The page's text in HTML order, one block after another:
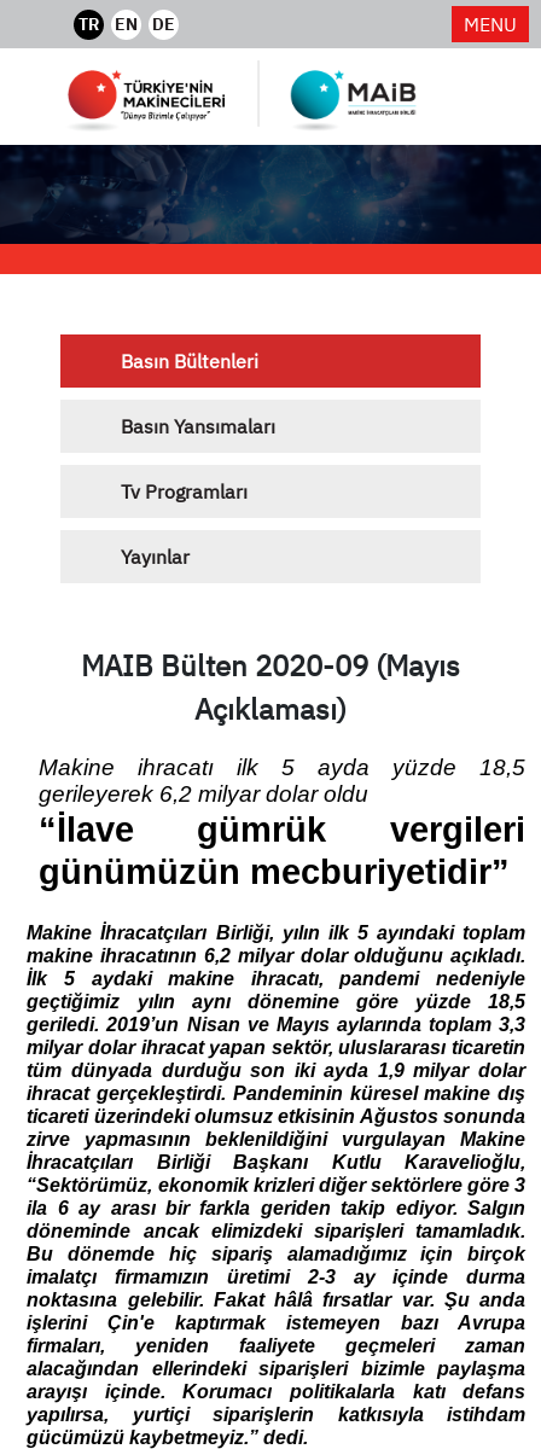
TR EN DE MENU
Basın Bültenleri
Basın Yansımaları
Tv Programları
Yayınlar
MAIB Bülten 2020-09 (Mayıs
Açıklaması)
Makine ihracatı ilk 5 ayda yüzde 18,5
gerileyerek 6,2 milyar dolar oldu
“İlave gümrük vergileri
günümüzün mecburiyetidir”
Makine İhracatçıları Birliği, yılın ilk 5 ayındaki toplam
makine ihracatının 6,2 milyar dolar olduğunu açıkladı.
İlk 5 aydaki makine ihracatı, pandemi nedeniyle
geçtiğimiz yılın aynı dönemine göre yüzde 18,5
geriledi. 2019’un Nisan ve Mayıs aylarında toplam 3,3
milyar dolar ihracat yapan sektör, uluslararası ticaretin
tüm dünyada durduğu son iki ayda 1,9 milyar dolar
ihracat gerçekleştirdi. Pandeminin küresel makine dış
ticareti üzerindeki olumsuz etkisinin Ağustos sonunda
zirve yapmasının beklenildiğini vurgulayan Makine
İhracatçıları Birliği Başkanı Kutlu Karavelioğlu,
“Sektörümüz, ekonomik krizleri diğer sektörlere göre 3
ila 6 ay arası bir farkla geriden takip ediyor. Salgın
döneminde ancak elimizdeki siparişleri tamamladık.
Bu dönemde hiç sipariş alamadığımız için birçok
imalatçı firmamızın üretimi 2-3 ay içinde durma
noktasına gelebilir. Fakat hâlâ fırsatlar var. Şu anda
işlerini Çin'e kaptırmak istemeyen bazı Avrupa
firmaları, yeniden faaliyete geçmeleri zaman
alacağından ellerindeki siparişleri bizimle paylaşma
arayışı içinde. Korumacı politikalarla katı defans
yapılırsa, yurtiçi siparişlerin katkısıyla istihdam
gücümüzü kaybetmeyiz.” dedi.